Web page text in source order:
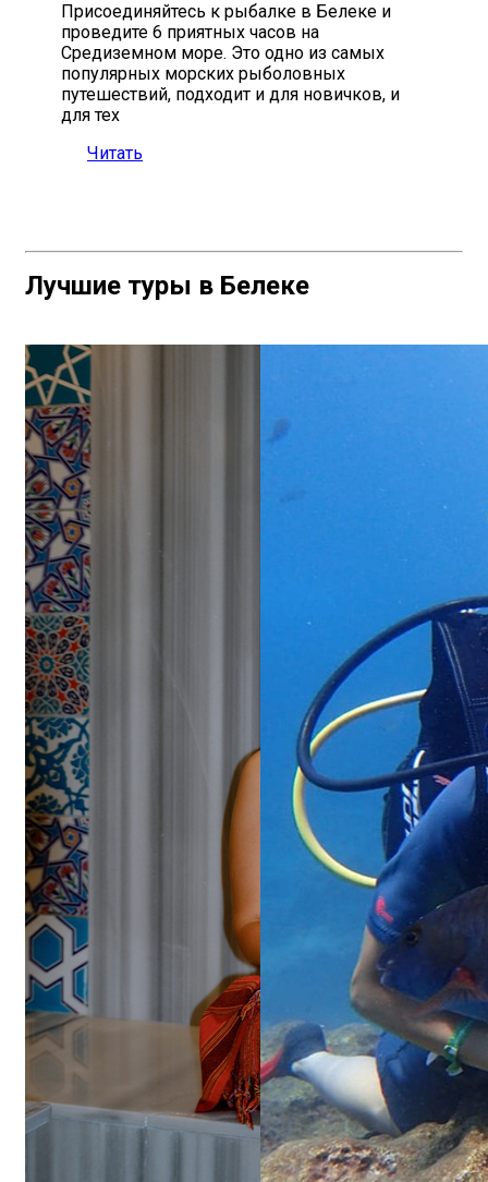
Присоединяйтесь к рыбалке в Белеке и
проведите 6 приятных часов на
Средиземном море. Это одно из самых
популярных морских рыболовных
путешествий, подходит и для новичков, и
для тех
Читать
Лучшие туры в Белеке